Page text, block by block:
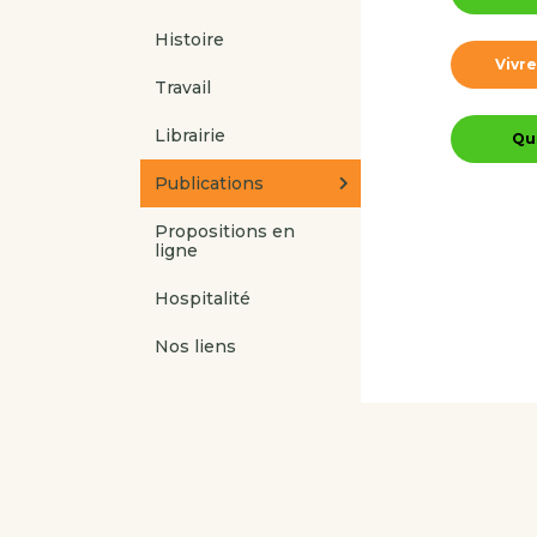
Histoire
Travail
Librairie
Publications
Propositions en
ligne
Hospitalité
Nos liens